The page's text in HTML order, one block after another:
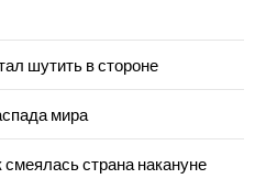
шутить в стороне
мира
страна накануне